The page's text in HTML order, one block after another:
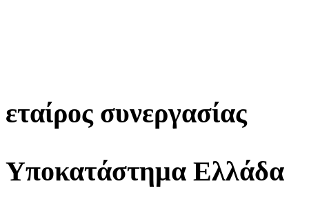
εταίρος συνεργασίας
Υποκατάστημα Ελλάδα